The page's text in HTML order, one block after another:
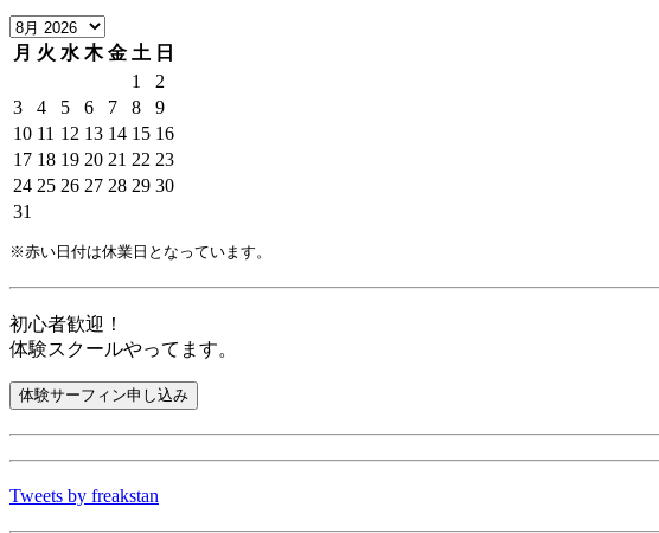
月 火 水 木 金 土 日
1
2
3
4 5 6 7 8
9
10 11 12 13 14 15 16
17 18 19 20 21 22 23
24 25 26 27 28 29 30
31
※赤い日付は休業日となっています。
初心者歓迎！
体験スクールやってます。
Tweets by freakstan